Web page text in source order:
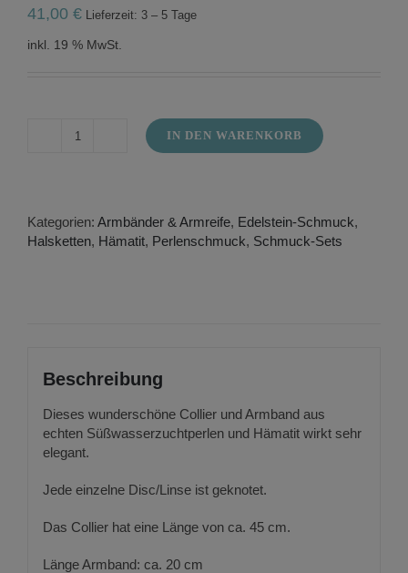
41,00 € Lieferzeit: 3 – 5 Tage
inkl. 19 % MwSt.
Halskette
Süßwasserzuchtperlen
und
IN DEN WARENKORB
Kategorien: Armbänder & Armreife, Edelstein-Schmuck,
Halsketten, Hämatit, Perlenschmuck, Schmuck-Sets
Beschreibung
Dieses wunderschöne Collier und Armband aus
echten Süßwasserzuchtperlen und Hämatit wirkt sehr
elegant.
Jede einzelne Disc/Linse ist geknotet.
Das Collier hat eine Länge von ca. 45 cm.
Länge Armband: ca. 20 cm